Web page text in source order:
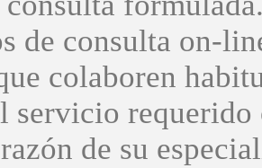
de consulta on-
colaboren
servicio requerido
de su